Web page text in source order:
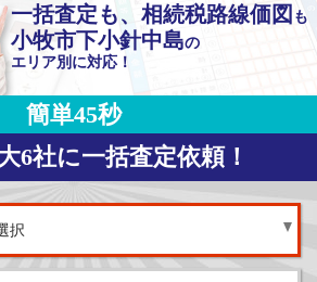
一括査定も、相続税路線価図 も
小牧市下小針中島の
エリア別に対応！
簡単45秒
6社に一括査定依頼！